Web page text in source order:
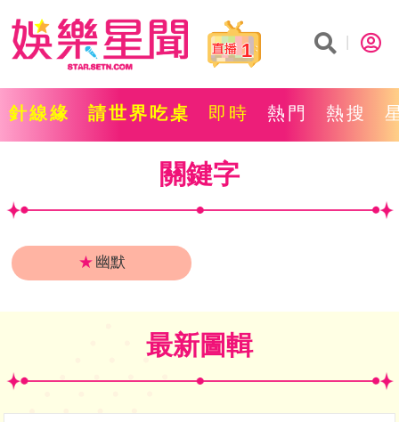
1
針線緣 請世界吃桌 即時 熱門 熱搜
關鍵字
★ 幽默
最新圖輯